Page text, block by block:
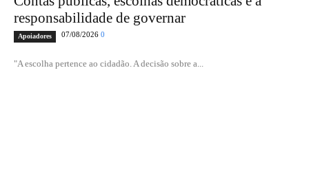
responsabilidade de governar
Apoiadores 07/08/2026 0
"A escolha pertence ao cidadão. A decisão sobre a...